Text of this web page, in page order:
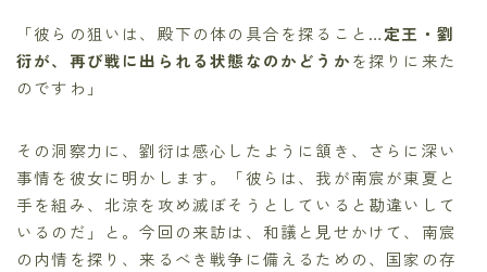
「彼らの狙いは、殿下の体の具合を探ること…定王・劉
衍が、再び戦に出られる状態なのかどうかを探りに来た
のですわ」
その洞察力に、劉衍は感心したように頷き、さらに深い
事情を彼女に明かします。「彼らは、我が南宸が東夏と
手を組み、北涼を攻め滅ぼそうとしていると勘違いして
いるのだ」と。今回の来訪は、和議と見せかけて、南宸
の内情を探り、来るべき戦争に備えるための、国家の存